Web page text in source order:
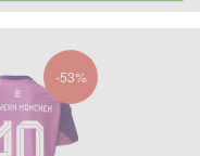
-53%